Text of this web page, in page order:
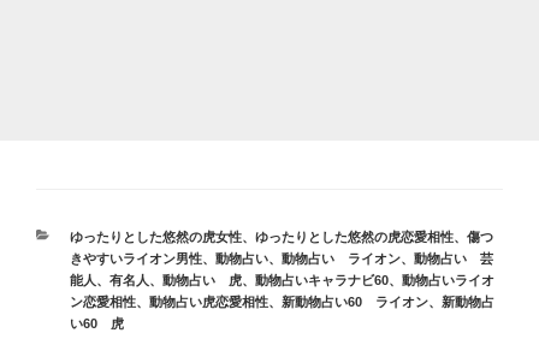
カ
テ
ゴ
リ
ー
ゆったりとした悠然の虎女性、 ゆったりとした悠然の虎恋愛相性、 傷つ
きやすいライオン男性、 動物占い、 動物占い ライオン、 動物占い 芸
能人、有名人 、 動物占い 虎、 動物占いキャラナビ60、 動物占いライオ
ン恋愛相性、 動物占い虎恋愛相性、 新動物占い60 ライオン、 新動物占
い60 虎